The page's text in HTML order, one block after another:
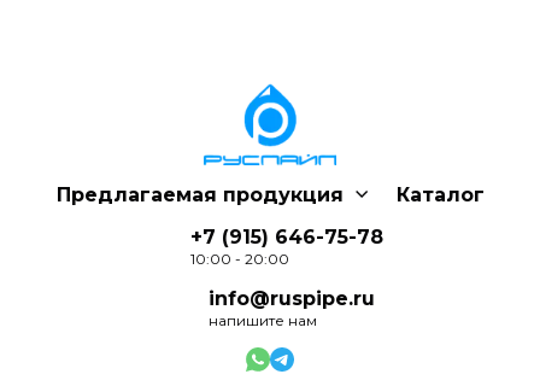
Предлагаемая продукция
Каталог
+7 (915) 646-75-78
10:00 - 20:00
info@ruspipe.ru
напишите нам